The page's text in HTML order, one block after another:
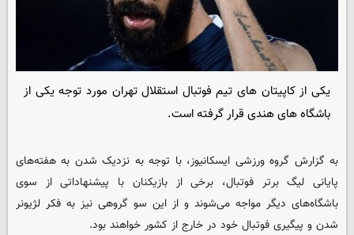
یکی از کاپیتان های تیم فوتبال استقلال تهران مورد توجه یکی از
باشگاه های هندی قرار گرفته است.
به گزارش گروه ورزشی ایسکانیوز، با توجه به نزدیک شدن به هفته‌های
پایانی لیگ برتر فوتبال، برخی از بازیکنان با پیشنهاداتی از سوی
باشگاه‌های دیگر مواجه می‌شوند و از این سو گروهی نیز به فکر لژیونر
شدن و پیگیری فوتبال خود در خارج از کشور خواهند بود.